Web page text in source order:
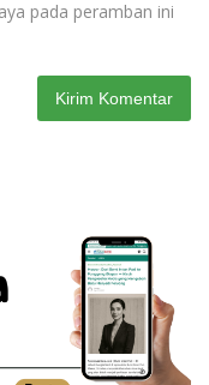
pada peramban ini